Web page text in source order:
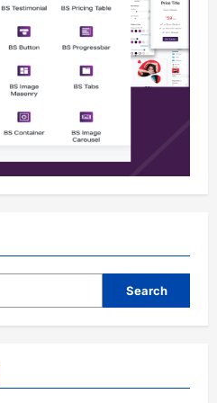
हळवणकर!
3 hours ago 116
ताज्या बातम्या
निपाणी परिसर
शैक्षणिक सामाजिक
तायक्वांदो स्पर्धेमध्ये सद्गुरु
अकॅडमीचे घवघवीत यश!
21 hours ago
कन्या शाळेत सायबर सुरक्षा
सहकारी संघ नियामितच्या निपाणी
Search